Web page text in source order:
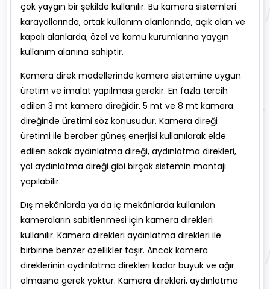
çok yaygın bir şekilde kullanılır. Bu kamera sistemleri
karayollarında, ortak kullanım alanlarında, açık alan ve
kapalı alanlarda, özel ve kamu kurumlarına yaygın
kullanım alanına sahiptir.
Kamera direk modellerinde kamera sistemine uygun
üretim ve imalat yapılması gerekir. En fazla tercih
edilen 3 mt kamera direğidir. 5 mt ve 8 mt kamera
direğinde üretimi söz konusudur. Kamera direği
üretimi ile beraber güneş enerjisi kullanılarak elde
edilen sokak aydınlatma direği, aydınlatma direkleri,
yol aydınlatma direği gibi birçok sistemin montajı
yapılabilir.
Dış mekânlarda ya da iç mekânlarda kullanılan
kameraların sabitlenmesi için kamera direkleri
kullanılır. Kamera direkleri aydınlatma direkleri ile
birbirine benzer özellikler taşır. Ancak kamera
direklerinin aydınlatma direkleri kadar büyük ve ağır
olmasına gerek yoktur. Kamera direkleri, aydınlatma